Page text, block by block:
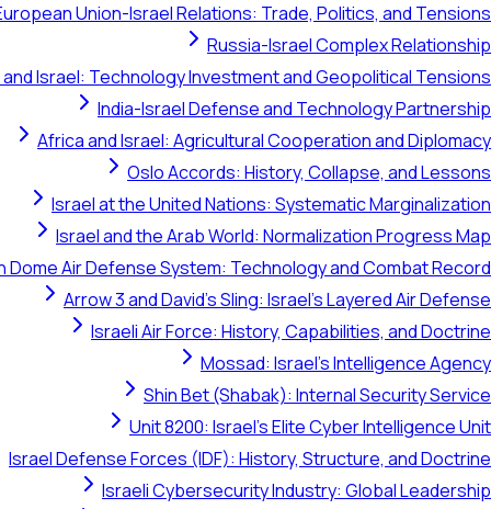
Union-Israel Relations: Trade, Politics, and Tensions
Russia-Israel Complex Relationship
and Israel: Technology Investment and Geopolitical Tensions
India-Israel Defense and Technology Partnership
Africa and Israel: Agricultural Cooperation and Diplomacy
Oslo Accords: History, Collapse, and Lessons
Israel at the United Nations: Systematic Marginalization
Israel and the Arab World: Normalization Progress Map
Dome Air Defense System: Technology and Combat Record
Arrow 3 and David's Sling: Israel's Layered Air Defense
Israeli Air Force: History, Capabilities, and Doctrine
Mossad: Israel's Intelligence Agency
Shin Bet (Shabak): Internal Security Service
Unit 8200: Israel's Elite Cyber Intelligence Unit
Israel Defense Forces (IDF): History, Structure, and Doctrine
Israeli Cybersecurity Industry: Global Leadership